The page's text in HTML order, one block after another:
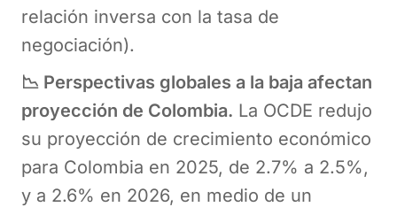
relación inversa con la tasa de
negociación).
📉 Perspectivas globales a la baja afectan
proyección de Colombia. La OCDE redujo
su proyección de crecimiento económico
para Colombia en 2025, de 2.7% a 2.5%,
y a 2.6% en 2026, en medio de un